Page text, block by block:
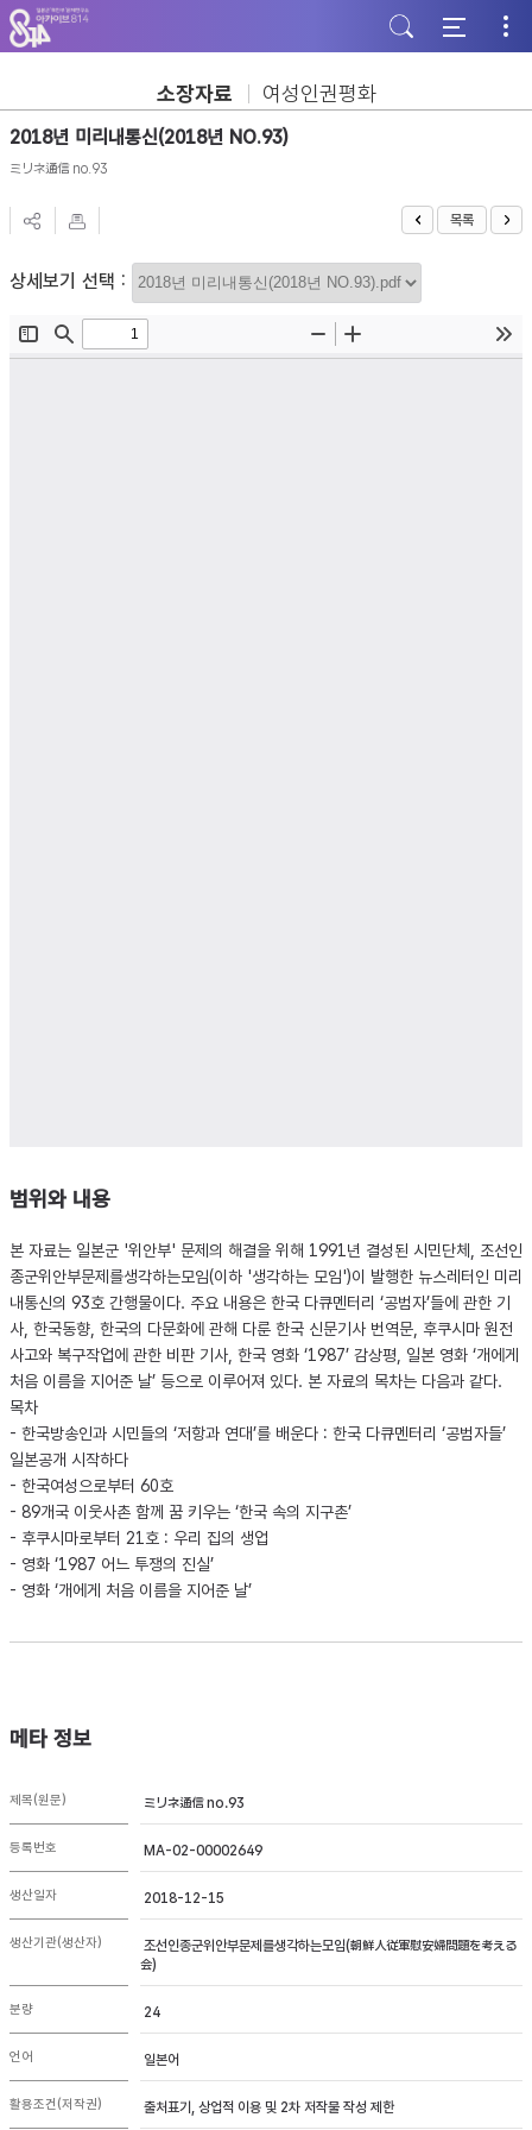
주
메
뉴
가
기
본
문
바
기
하
단
바
기
소장자료 여성인권평화
2018년 미리내통신(2018년 NO.93)
ミリネ通信 no.93
목록
상세보기 선택 :
범위와 내용
본 자료는 일본군 '위안부' 문제의 해결을 위해 1991년 결성된 시민단체, 조선인
종군위안부문제를생각하는모임(이하 '생각하는 모임')이 발행한 뉴스레터인 미리
내통신의 93호 간행물이다. 주요 내용은 한국 다큐멘터리 ‘공범자’들에 관한 기
사, 한국동향, 한국의 다문화에 관해 다룬 한국 신문기사 번역문, 후쿠시마 원전
사고와 복구작업에 관한 비판 기사, 한국 영화 ‘1987’ 감상평, 일본 영화 ‘개에게
처음 이름을 지어준 날’ 등으로 이루어져 있다. 본 자료의 목차는 다음과 같다.
목차
- 한국방송인과 시민들의 ‘저항과 연대’를 배운다 : 한국 다큐멘터리 ‘공범자들’
일본공개 시작하다
- 한국여성으로부터 60호
- 89개국 이웃사촌 함께 꿈 키우는 ‘한국 속의 지구촌’
- 후쿠시마로부터 21호 : 우리 집의 생업
- 영화 ‘1987 어느 투쟁의 진실’
- 영화 ‘개에게 처음 이름을 지어준 날’
메타 정보
제목(원문) ミリネ通信 no.93
등록번호 MA-02-00002649
생산일자 2018-12-15
생산기관(생산자)
조선인종군위안부문제를생각하는모임(朝鮮人従軍慰安婦問題を考える
会)
분량 24
언어 일본어
활용조건(저작권) 출처표기, 상업적 이용 및 2차 저작물 작성 제한